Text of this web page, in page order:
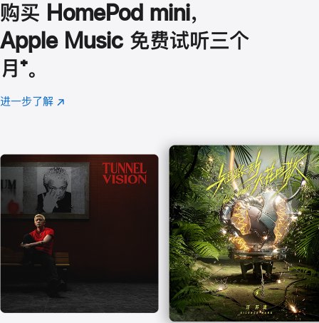
购买 HomePod mini，
Apple Music 免费试听三个
月 脚
注
⁺。
进一步了解 Apple
(在
口
中
打
开)